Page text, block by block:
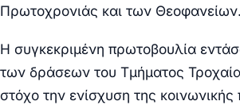
Πρωτοχρονιάς και των Θεοφανείων.
Η συγκεκριμένη πρωτοβουλία
των δράσεων του Τμήματος
στόχο την ενίσχυση της